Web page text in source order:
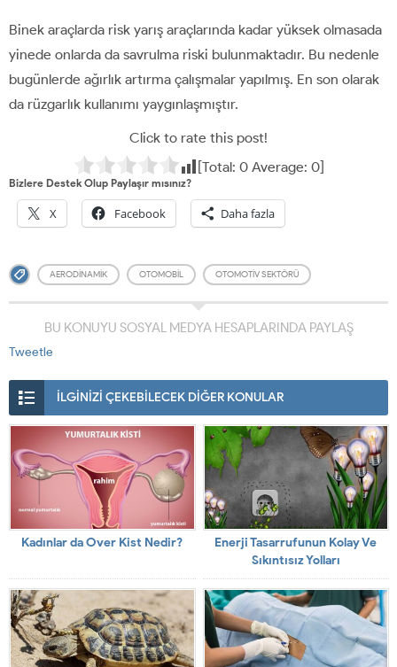
Binek araçlarda risk yarış araçlarında kadar yüksek olmasada
yinede onlarda da savrulma riski bulunmaktadır. Bu nedenle
bugünlerde ağırlık artırma çalışmalar yapılmış. En son olarak
da rüzgarlık kullanımı yaygınlaşmıştır.
Click to rate this post!
[Total: 0Average: 0]
Bizlere Destek Olup Paylaşır mısınız?
X Facebook Daha fazla
AERODINAMIK OTOMOBIL OTOMOTIV SEKTÖRÜ
BU KONUYU SOSYAL MEDYA HESAPLARINDA PAYLAŞ
Tweetle
İLGİNİZİ ÇEKEBİLECEK DİĞER KONULAR
Kadınlar da Over Kist Nedir?
Enerji Tasarrufunun Kolay Ve
Sıkıntısız Yolları